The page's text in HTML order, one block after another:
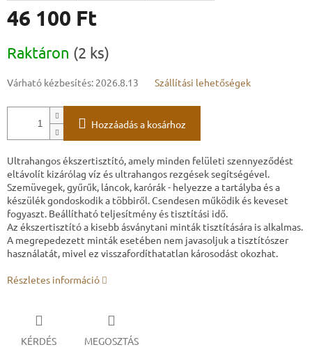
46 100 Ft
Raktáron (2 ks)
Várható kézbesítés: 2026.8.13 Szállítási lehetőségek
Hozzáadás a kosárhoz
Ultrahangos ékszertisztító, amely minden felületi szennyeződést
eltávolít kizárólag víz és ultrahangos rezgések segítségével.
Szemüvegek, gyűrűk, láncok, karórák - helyezze a tartályba és a
készülék gondoskodik a többiről. Csendesen működik és keveset
fogyaszt. Beállítható teljesítmény és tisztítási idő.
Az ékszertisztító a kisebb ásványtani minták tisztítására is alkalmas.
A megrepedezett minták esetében nem javasoljuk a tisztítószer
használatát, mivel ez visszafordíthatatlan károsodást okozhat.
Részletes információ
KÉRDÉS MEGOSZTÁS